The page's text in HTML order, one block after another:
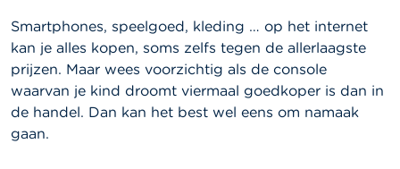
Smartphones, speelgoed, kleding … op het internet
kan je alles kopen, soms zelfs tegen de allerlaagste
prijzen. Maar wees voorzichtig als de console
waarvan je kind droomt viermaal goedkoper is dan in
de handel. Dan kan het best wel eens om namaak
gaan.